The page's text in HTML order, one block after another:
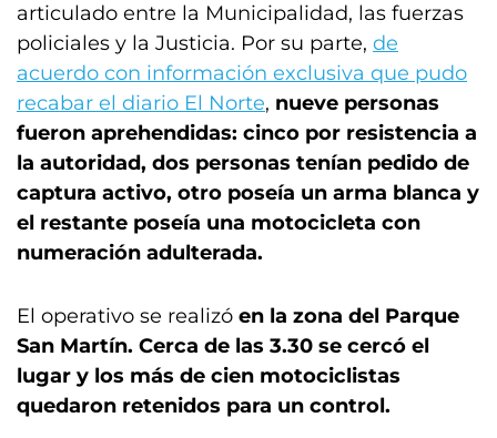
articulado entre la Municipalidad, las fuerzas
policiales y la Justicia. Por su parte, de
acuerdo con información exclusiva que pudo
recabar el diario El Norte, nueve personas
fueron aprehendidas: cinco por resistencia a
la autoridad, dos personas tenían pedido de
captura activo, otro poseía un arma blanca y
el restante poseía una motocicleta con
numeración adulterada.
El operativo se realizó en la zona del Parque
San Martín. Cerca de las 3.30 se cercó el
lugar y los más de cien motociclistas
quedaron retenidos para un control.